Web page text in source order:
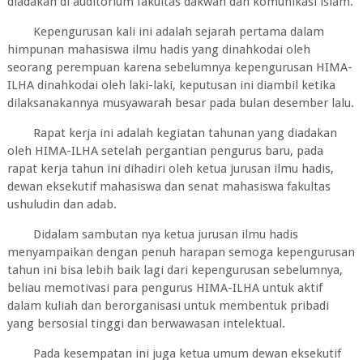
Kepengurusan kali ini adalah sejarah pertama dalam
himpunan mahasiswa ilmu hadis yang dinahkodai oleh
seorang perempuan karena sebelumnya kepengurusan HIMA-
ILHA dinahkodai oleh laki-laki, keputusan ini diambil ketika
dilaksanakannya musyawarah besar pada bulan desember lalu.
Rapat kerja ini adalah kegiatan tahunan yang diadakan
oleh HIMA-ILHA setelah pergantian pengurus baru, pada
rapat kerja tahun ini dihadiri oleh ketua jurusan ilmu hadis,
dewan eksekutif mahasiswa dan senat mahasiswa fakultas
ushuludin dan adab.
Didalam sambutan nya ketua jurusan ilmu hadis
menyampaikan dengan penuh harapan semoga kepengurusan
tahun ini bisa lebih baik lagi dari kepengurusan sebelumnya,
beliau memotivasi para pengurus HIMA-ILHA untuk aktif
dalam kuliah dan berorganisasi untuk membentuk pribadi
yang bersosial tinggi dan berwawasan intelektual.
Pada kesempatan ini juga ketua umum dewan eksekutif